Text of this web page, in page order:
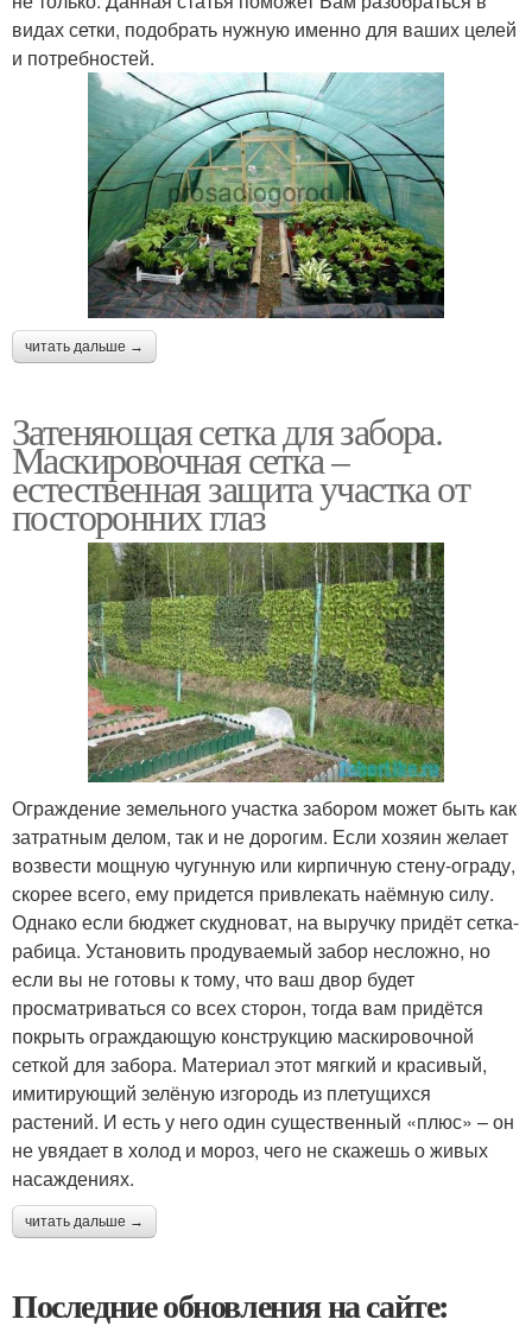
видах сетки, подобрать нужную именно для ваших целей
и потребностей.
читать дальше →
Затеняющая сетка для забора.
Маскировочная сетка –
естественная защита участка от
посторонних глаз
Ограждение земельного участка забором может быть как
затратным делом, так и не дорогим. Если хозяин желает
возвести мощную чугунную или кирпичную стену-ограду,
скорее всего, ему придется привлекать наёмную силу.
Однако если бюджет скудноват, на выручку придёт сетка-
рабица. Установить продуваемый забор несложно, но
если вы не готовы к тому, что ваш двор будет
просматриваться со всех сторон, тогда вам придётся
покрыть ограждающую конструкцию маскировочной
сеткой для забора. Материал этот мягкий и красивый,
имитирующий зелёную изгородь из плетущихся
растений. И есть у него один существенный «плюс» – он
не увядает в холод и мороз, чего не скажешь о живых
насаждениях.
читать дальше →
Последние обновления на сайте: